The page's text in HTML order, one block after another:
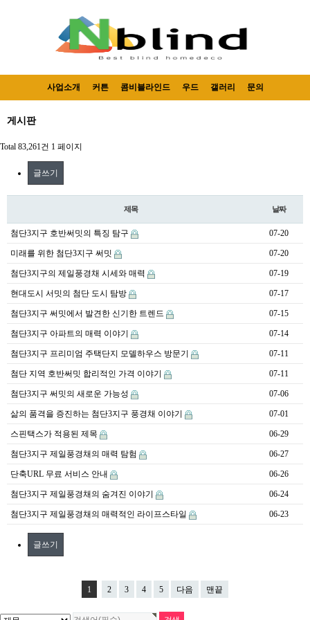
사업소개 커튼 콤비블라인드 우드 갤러리 문의
게시판
Total 83,261건 1 페이지
글쓰기
제목 날짜
첨단3지구 호반써밋의 특징 탐구 07-20
미래를 위한 첨단3지구 써밋 07-20
첨단3지구의 제일풍경채 시세와 매력 07-19
현대도시 서밋의 첨단 도시 탐방 07-17
첨단3지구 써밋에서 발견한 신기한 트렌드 07-15
첨단3지구 아파트의 매력 이야기 07-14
첨단3지구 프리미엄 주택단지 모델하우스 방문기 07-11
첨단 지역 호반써밋 합리적인 가격 이야기 07-11
첨단3지구 써밋의 새로운 가능성 07-06
삶의 품격을 증진하는 첨단3지구 풍경채 이야기 07-01
스핀택스가 적용된 제목 06-29
첨단3지구 제일풍경채의 매력 탐험 06-27
단축URL 무료 서비스 안내 06-26
첨단3지구 제일풍경채의 숨겨진 이야기 06-24
첨단3지구 제일풍경채의 매력적인 라이프스타일 06-23
글쓰기
1 2 3 4 5 다음 맨끝